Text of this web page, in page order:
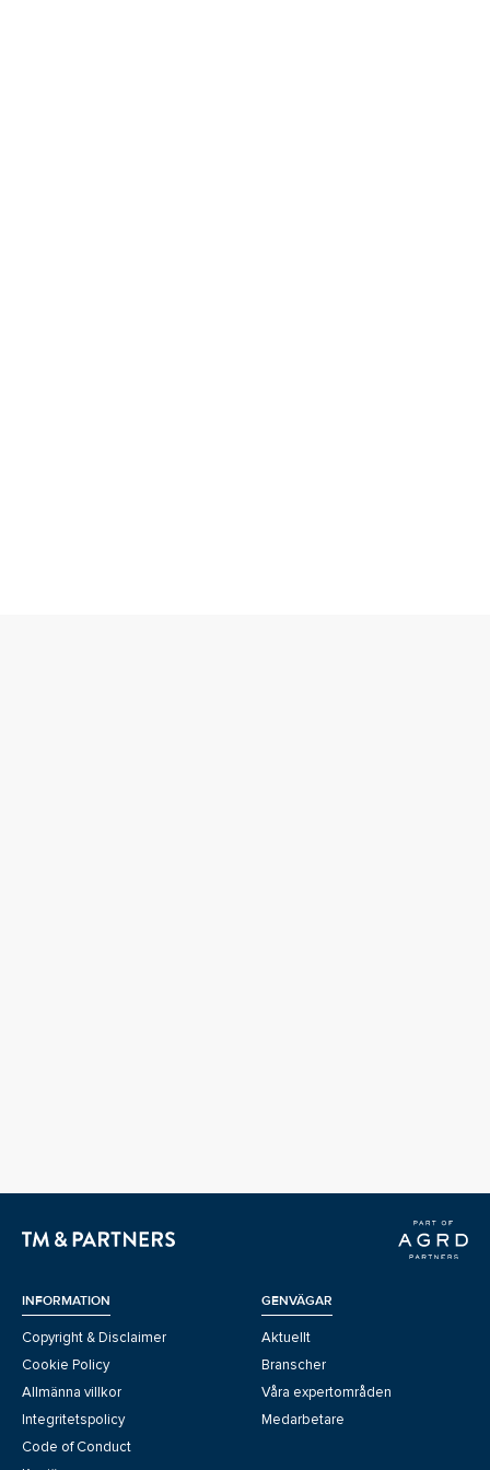
INFORMATION
Copyright & Disclaimer
Cookie Policy
Allmänna villkor
Integritetspolicy
Code of Conduct
GENVÄGAR
Aktuellt
Branscher
Våra expertområden
Medarbetare